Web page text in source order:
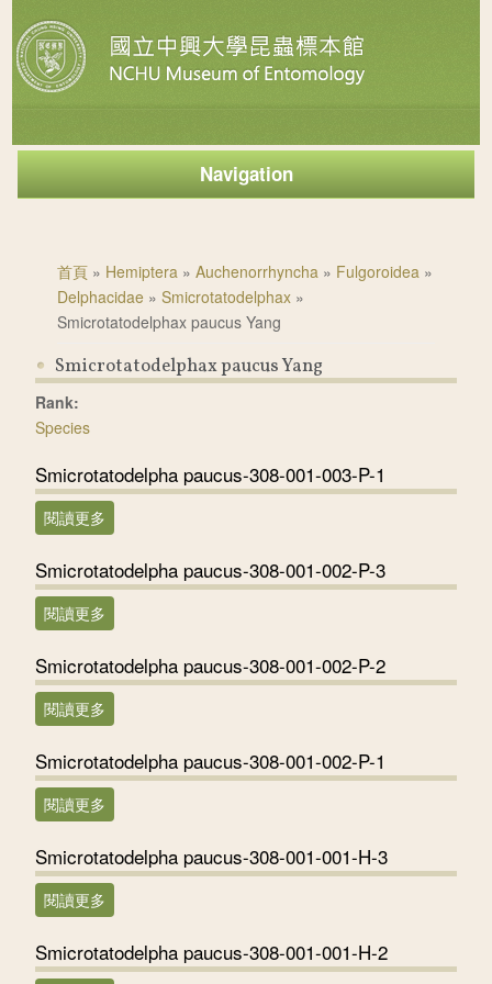
Navigation
首頁» Hemiptera» Auchenorrhyncha» Fulgoroidea»
Delphacidae » Smicrotatodelphax»
Smicrotatodelphax paucus Yang
Smicrotatodelphax paucus Yang
Rank:
Species
Smicrotatodelpha paucus-308-001-003-P-1
閱讀更多
Smicrotatodelpha paucus-308-001-002-P-3
閱讀更多
Smicrotatodelpha paucus-308-001-002-P-2
閱讀更多
Smicrotatodelpha paucus-308-001-002-P-1
閱讀更多
Smicrotatodelpha paucus-308-001-001-H-3
閱讀更多
Smicrotatodelpha paucus-308-001-001-H-2